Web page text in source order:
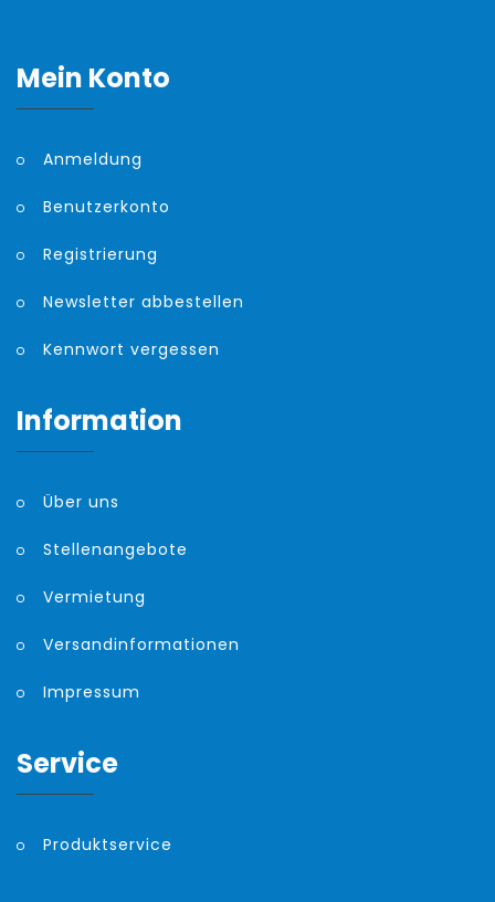
Mein Konto
Anmeldung
Benutzerkonto
Registrierung
Newsletter abbestellen
Kennwort vergessen
Information
Über uns
Stellenangebote
Vermietung
Versandinformationen
Impressum
Service
Produktservice